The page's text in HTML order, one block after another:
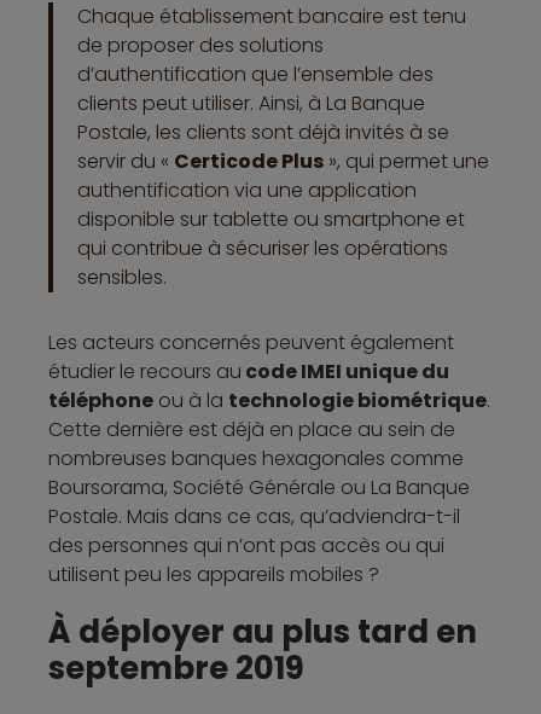
Chaque établissement bancaire est tenu
de proposer des solutions
d’authentification que l’ensemble des
clients peut utiliser. Ainsi, à La Banque
Postale, les clients sont déjà invités à se
servir du « Certicode Plus », qui permet une
authentification via une application
disponible sur tablette ou smartphone et
qui contribue à sécuriser les opérations
sensibles.
Les acteurs concernés peuvent également
étudier le recours au code IMEI unique du
téléphone ou à la technologie biométrique.
Cette dernière est déjà en place au sein de
nombreuses banques hexagonales comme
Boursorama, Société Générale ou La Banque
Postale. Mais dans ce cas, qu’adviendra-t-il
des personnes qui n’ont pas accès ou qui
utilisent peu les appareils mobiles ?
À déployer au plus tard en
septembre 2019